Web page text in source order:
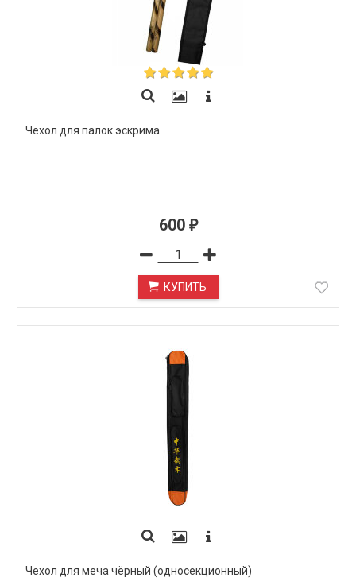
Чехол для палок эскрима
600 ₽
КУПИТЬ
Чехол для меча чёрный (односекционный)